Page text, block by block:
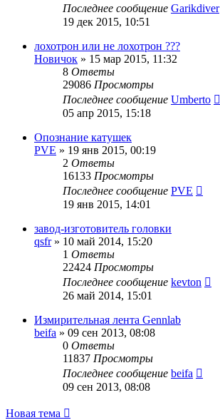
Последнее сообщение Garikdiver
19 дек 2015, 10:51
лохотрон или не лохотрон ???
Новичок » 15 мар 2015, 11:32
8 Ответы
29086 Просмотры
Последнее сообщение Umberto
05 апр 2015, 15:18
Опознание катушек
PVE » 19 янв 2015, 00:19
2 Ответы
16133 Просмотры
Последнее сообщение PVE
19 янв 2015, 14:01
завод-изготовитель головки
qsfr» 10 май 2014, 15:20
1 Ответы
22424 Просмотры
Последнее сообщение kevton
26 май 2014, 15:01
Измирительная лента Gennlab
beifa » 09 сен 2013, 08:08
0 Ответы
11837 Просмотры
Последнее сообщение beifa
09 сен 2013, 08:08
Новая тема